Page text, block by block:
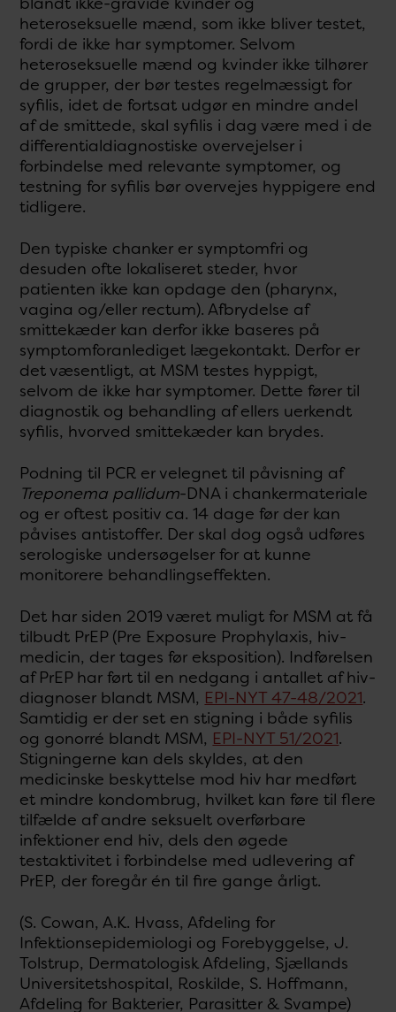
heteroseksuelle mænd, som ikke bliver testet,
fordi de ikke har symptomer. Selvom
heteroseksuelle mænd og kvinder ikke tilhører
de grupper, der bør testes regelmæssigt for
syfilis, idet de fortsat udgør en mindre andel
af de smittede, skal syfilis i dag være med i de
differentialdiagnostiske overvejelser i
forbindelse med relevante symptomer, og
testning for syfilis bør overvejes hyppigere end
tidligere.
Den typiske chanker er symptomfri og
desuden ofte lokaliseret steder, hvor
patienten ikke kan opdage den (pharynx,
vagina og/eller rectum). Afbrydelse af
smittekæder kan derfor ikke baseres på
symptomforanlediget lægekontakt. Derfor er
det væsentligt, at MSM testes hyppigt,
selvom de ikke har symptomer. Dette fører til
diagnostik og behandling af ellers uerkendt
syfilis, hvorved smittekæder kan brydes.
Podning til PCR er velegnet til påvisning af
Treponema pallidum-DNA i chankermateriale
og er oftest positiv ca. 14 dage før der kan
påvises antistoffer. Der skal dog også udføres
serologiske undersøgelser for at kunne
monitorere behandlingseffekten.
Det har siden 2019 været muligt for MSM at få
tilbudt PrEP (Pre Exposure Prophylaxis, hiv-
medicin, der tages før eksposition). Indførelsen
af PrEP har ført til en nedgang i antallet af hiv-
diagnoser blandt MSM, EPI-NYT 47-48/2021.
Samtidig er der set en stigning i både syfilis
og gonorré blandt MSM, EPI-NYT 51/2021.
Stigningerne kan dels skyldes, at den
medicinske beskyttelse mod hiv har medført
et mindre kondombrug, hvilket kan føre til flere
tilfælde af andre seksuelt overførbare
infektioner end hiv, dels den øgede
testaktivitet i forbindelse med udlevering af
PrEP, der foregår én til fire gange årligt.
(S. Cowan, A.K. Hvass, Afdeling for
Infektionsepidemiologi og Forebyggelse, J.
Tolstrup, Dermatologisk Afdeling, Sjællands
Universitetshospital, Roskilde, S. Hoffmann,
Afdeling for Bakterier, Parasitter & Svampe)